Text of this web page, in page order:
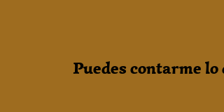
Puedes contarme